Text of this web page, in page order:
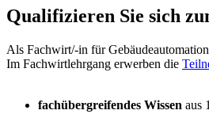
Qualifizieren Sie sich
Als Fachwirt/-in für
Im Fachwirtlehrgang erwerben die
fachübergreifendes Wissen aus